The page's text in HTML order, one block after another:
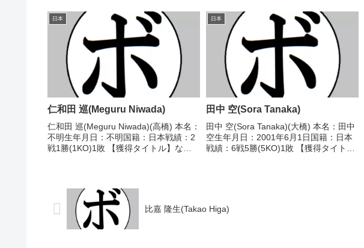
2018/09/22 ○1RTKO 仁和 真琴(横田
S)...
1966/03/24 ●4R判定 (採点不明) 富田
博之(熊本...
日本
仁和田 巡(Meguru Niwada)
仁和田 巡(Meguru Niwada)(高橋) 本名：
不明生年月日：不明国籍：日本戦績：2
戦1勝(1KO)1敗 【獲得タイトル】な
日本
田中 空(Sora Tanaka)
田中 空(Sora Tanaka)(大橋) 本名：田中
空生年月日：2001年6月1日国籍：日本
戦績：6戦5勝(5KO)1敗 【獲得タイト
比嘉 隆生(Takao Higa)